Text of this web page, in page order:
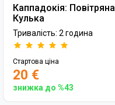
Каппадокія: Повітряна
Кулька
Тривалість: 2 година
Стартова ціна
20 €
знижка до %43